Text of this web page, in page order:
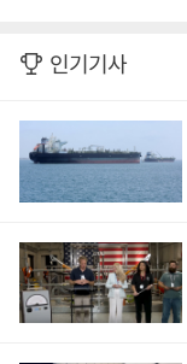
인기기사